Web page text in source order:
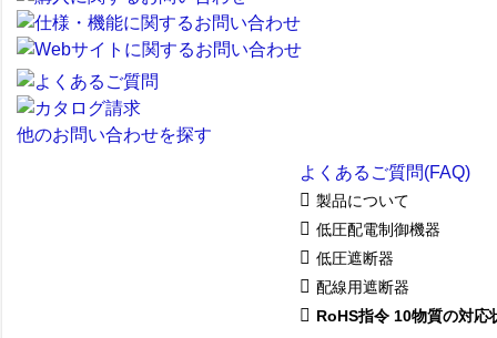
他のお問い合わせを探す
よくあるご質問(FAQ)
製品について
低圧配電制御機器
低圧遮断器
配線用遮断器
RoHS指令 10物質の対応